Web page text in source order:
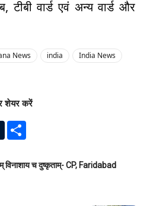
टीबी वार्ड एवं अन्य वार्ड और
News india
India News
शेयर करें
T
l
r
e
विनाशाय च दुष्कृताम्- CP, Faridabad